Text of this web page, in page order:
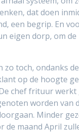
dat doen
een begrip. En
eigen dorp, om
toch, ondanks
op de hoogte
chef frituur
worden van
Minder
maand April